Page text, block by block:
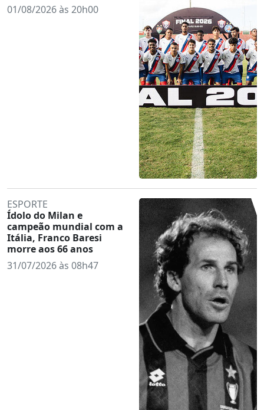
01/08/2026 às 20h00
ESPORTE
Ídolo do Milan e
campeão mundial com a
Itália, Franco Baresi
morre aos 66 anos
31/07/2026 às 08h47